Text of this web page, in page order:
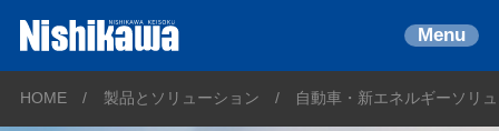
Menu
HOME 製品とソリューション 自動車・新エネルギーソリ